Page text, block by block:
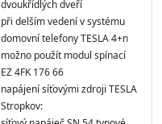
dvoukřídlých dveří
při delším vedení v systému
domovní telefony TESLA 4+n
možno použít modul spínací
EZ 4FK 176 66
napájení síťovými zdroji TESLA
Stropkov: